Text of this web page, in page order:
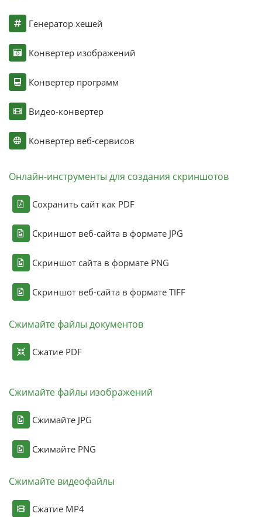
Генератор хешей
Конвертер изображений
Конвертер программ
Видео-конвертер
Конвертер веб-сервисов
Онлайн-инструменты для создания скриншотов
Сохранить сайт как PDF
Скриншот веб-сайта в формате JPG
Скриншот сайта в формате PNG
Скриншот веб-сайта в формате TIFF
Сжимайте файлы документов
Сжатие PDF
Сжимайте файлы изображений
Сжимайте JPG
Сжимайте PNG
Сжимайте видеофайлы
Сжатие MP4